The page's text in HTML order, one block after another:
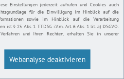
Einstellungen jederzeit aufrufen und Cookies auch
für die Einwilligung im Hinblick auf die
sowie im Hinblick auf die Verarbeitung
ist § 25 Abs. 1 TTDSG i.V.m. Art. 6 Abs. 1 lit. a) DSGVO.
und Ihren Rechten, erhalten Sie in unserer
Webanalyse deaktivieren
Geodäsie
der Geodäsie erhältst du